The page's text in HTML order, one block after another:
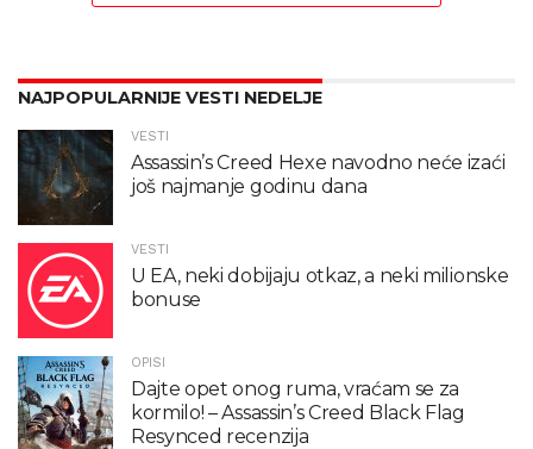
NAJPOPULARNIJE VESTI NEDELJE
VESTI
Assassin’s Creed Hexe navodno neće izaći
još najmanje godinu dana
VESTI
U EA, neki dobijaju otkaz, a neki milionske
bonuse
OPISI
Dajte opet onog ruma, vraćam se za
kormilo! – Assassin’s Creed Black Flag
Resynced recenzija